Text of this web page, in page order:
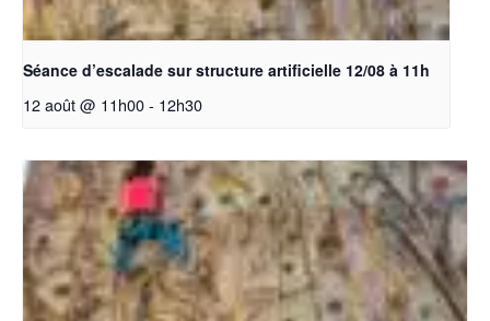
Séance d’escalade sur structure artificielle 12/08 à 11h
12 août @ 11h00- 12h30